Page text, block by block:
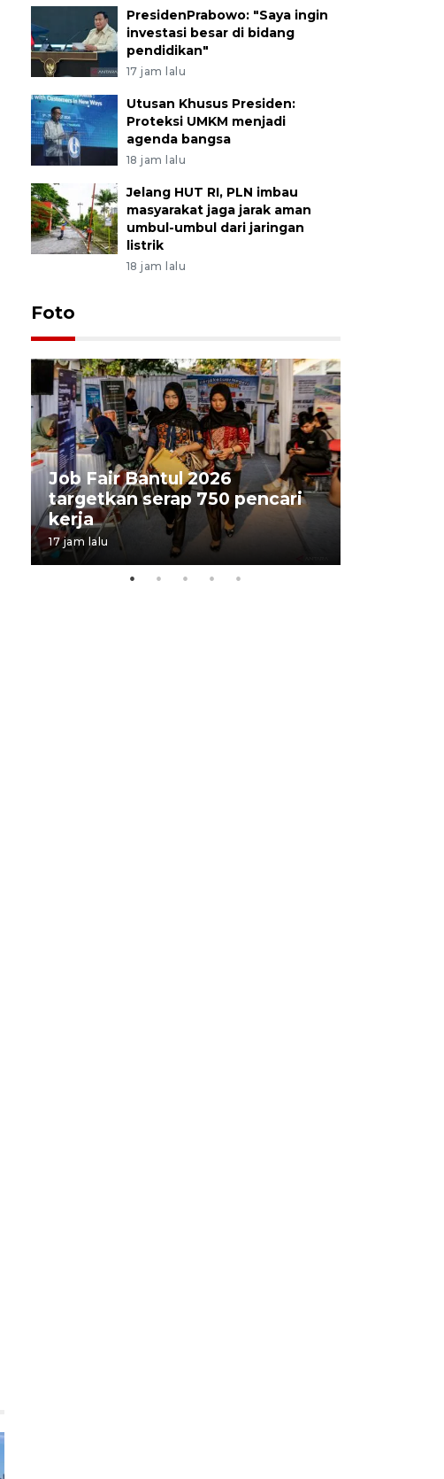
PresidenPrabowo: "Saya ingin
investasi besar di bidang
pendidikan"
17 jam lalu
Utusan Khusus Presiden:
Proteksi UMKM menjadi
agenda bangsa
18 jam lalu
Jelang HUT RI, PLN imbau
masyarakat jaga jarak aman
umbul-umbul dari jaringan
listrik
18 jam lalu
Foto
Job Fair Bantul 2026
targetkan serap 750 pencari
kerja
17 jam lalu